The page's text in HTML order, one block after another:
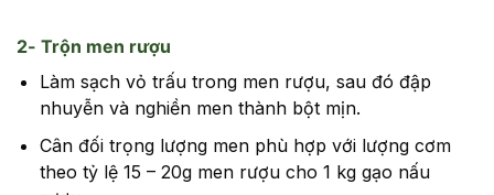
2- Trộn men rượu
Làm sạch vỏ trấu trong men rượu, sau đó đập
nhuyễn và nghiền men thành bột mịn.
Cân đối trọng lượng men phù hợp với lượng cơm
theo tỷ lệ 15 – 20g men rượu cho 1 kg gạo nấu